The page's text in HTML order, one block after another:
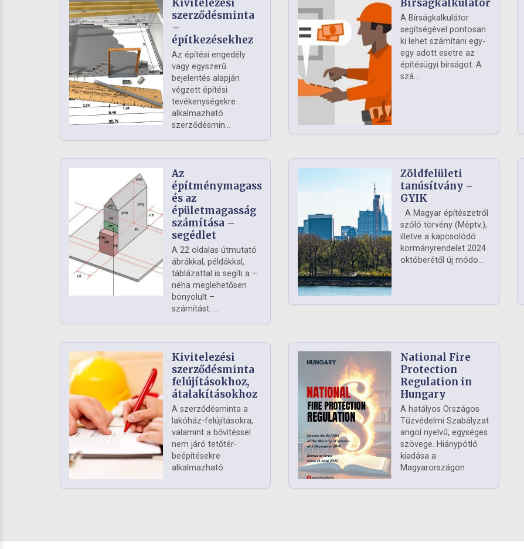
Kivitelezési
szerződésminta
–
építkezésekhez
Az építési engedély
vagy egyszerű
bejelentés alapján
végzett építési
tevékenységekre
alkalmazható
szerződésmin...
Bírságkalkulátor
A Bírságkalkulátor
segítségével pontosan
ki lehet számítani egy-
egy adott esetre az
építésügyi bírságot. A
szá...
Az
építménymagasság
és az
épületmagasság
számítása –
segédlet
A 22 oldalas útmutató
ábrákkal, példákkal,
táblázattal is segíti a –
néha meglehetősen
bonyolult –
számítást. ...
Zöldfelületi
tanúsítvány –
GYIK
A Magyar építészetről
szóló törvény (Méptv.),
illetve a kapcsolódó
kormányrendelet 2024
októberétől új módo...
Kivitelezési
szerződésminta
felújításokhoz,
átalakításokhoz
A szerződésminta a
lakóház-felújításokra,
valamint a bővítéssel
nem járó tetőtér-
beépítésekre
alkalmazható.
National Fire
Protection
Regulation in
Hungary
A hatályos Országos
Tűzvédelmi Szabályzat
angol nyelvű, egységes
szövege. Hiánypótló
kiadása a
Magyarországon